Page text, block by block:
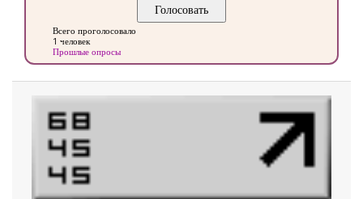
Всего проголосовало
1 человек
Прошлые опросы